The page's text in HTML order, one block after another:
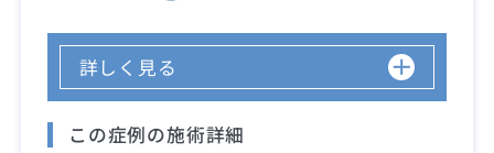
詳しく見る
この症例の施術詳細